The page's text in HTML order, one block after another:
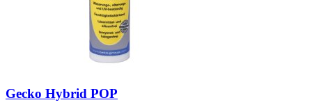
Gecko Hybrid POP